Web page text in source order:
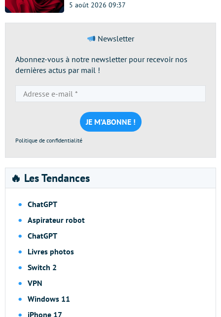
5 août 2026 09:37
Newsletter
Abonnez-vous à notre newsletter pour recevoir nos
dernières actus par mail !
e-
mail
*
Politique de confidentialité
🔥 Les Tendances
ChatGPT
Aspirateur robot
ChatGPT
Livres photos
Switch 2
VPN
Windows 11
iPhone 17